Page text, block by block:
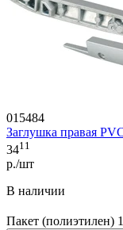
015484
Заглушка правая
3411
р./шт
В наличии
Пакет